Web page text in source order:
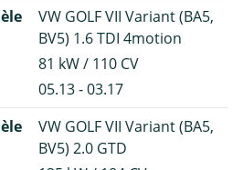
VW GOLF VII Variant (BA5,
BV5) 1.6 TDI 4motion
81 kW / 110 CV
05.13 - 03.17
VW GOLF VII Variant (BA5,
BV5) 2.0 GTD